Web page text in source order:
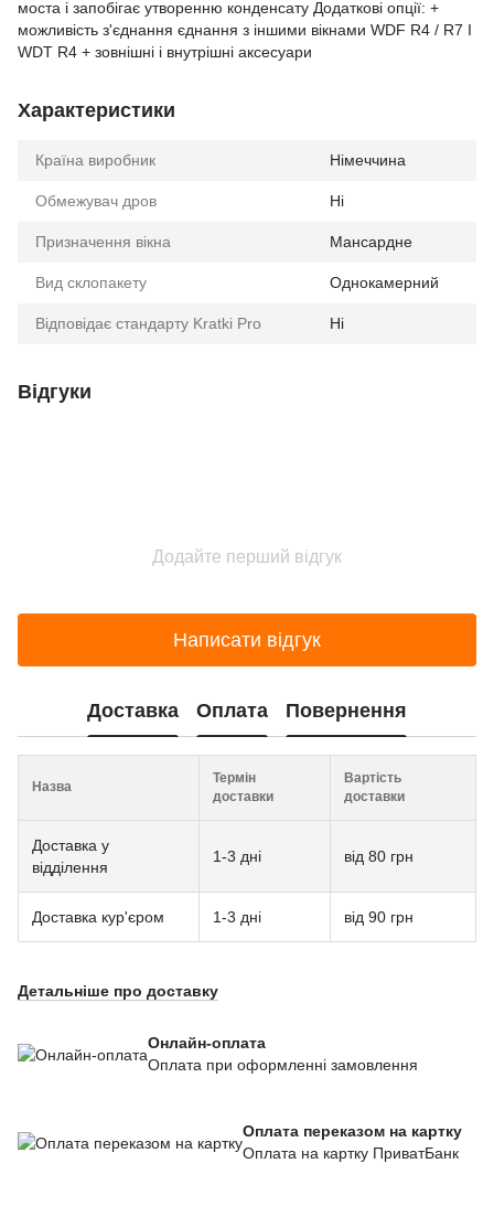
моста і запобігає утворенню конденсату Додаткові опції: +
можливість з'єднання єднання з іншими вікнами WDF R4 / R7 І
WDT R4 + зовнішні і внутрішні аксесуари
Характеристики
Країна виробник Німеччина
Обмежувач дров Ні
Призначення вікна Мансардне
Вид склопакету Однокамерний
Відповідає стандарту Kratki Pro Ні
Відгуки
Додайте перший відгук
Написати відгук
Доставка Оплата Повернення
Назва
Термін
доставки
Вартість
доставки
Доставка у
відділення
1-3 дні від 80 грн
Доставка кур'єром 1-3 дні від 90 грн
Детальніше про доставку
Онлайн-оплата
Оплата при оформленні замовлення
Оплата переказом на картку
Оплата на картку ПриватБанк